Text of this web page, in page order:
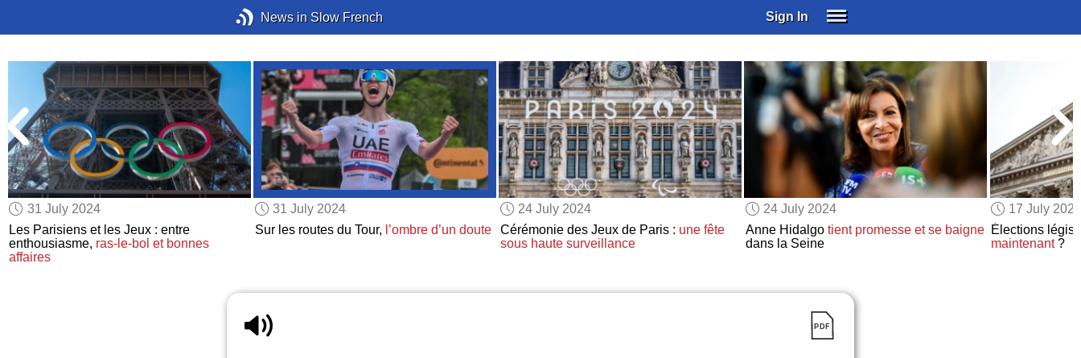
News in Slow French Sign In
SUBSCRIBE
EDUCATIONAL LICENSES
GIFT CARDS
OTHER LANGUAGES
ABOUT US
ALEXA
ADJUST COLORS
31 July 2024
Les Parisiens et les Jeux : entre
enthousiasme, ras-le-bol et bonnes
affaires
31 July 2024
Sur les routes du Tour, l’ombre d’un doute
24 July 2024
Cérémonie des Jeux de Paris : une fête
sous haute surveillance
24 July 2024
Anne Hidalgo tient promesse et se baigne
dans la Seine
17 July
Élections
maintenant?